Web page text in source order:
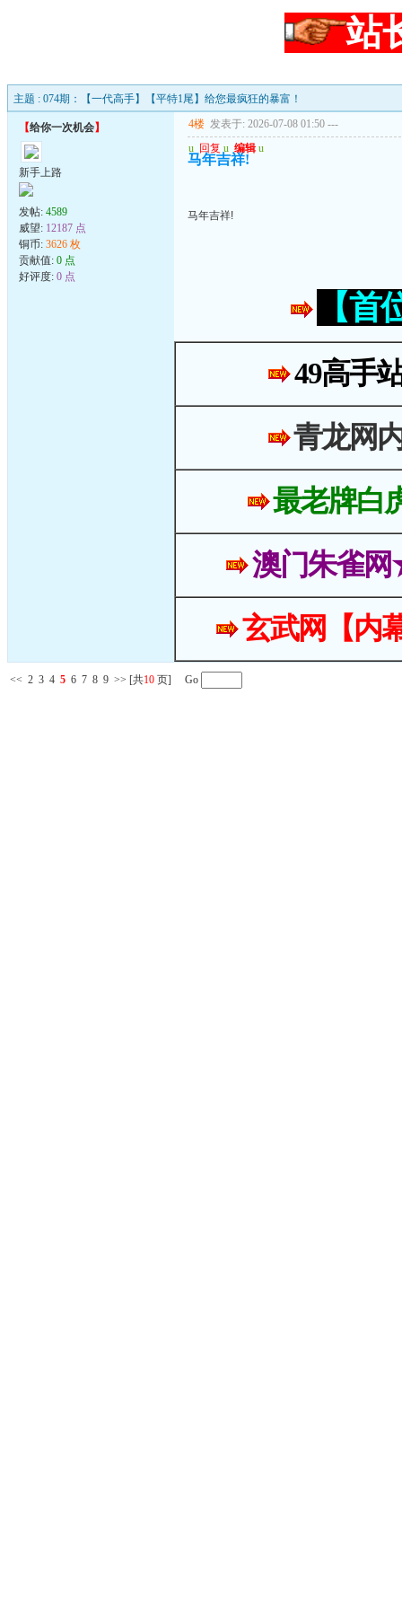
站
主题 : 074期：【一代高手】【平特1尾】给您最疯狂的暴富！
【给你一次机会】
新手上路
发帖: 4589
威望: 12187 点
铜币: 3626 枚
贡献值: 0 点
好评度: 0 点
4楼 发表于: 2026-07-08 01:50 ---
u 回复 u 编辑 u
马年吉祥!
马年吉祥!
【
49高手
青龙网
最老牌白
澳门朱雀
玄武网【内
<< 2 3 4 5 6 7 8 9 >> [共10 页] Go